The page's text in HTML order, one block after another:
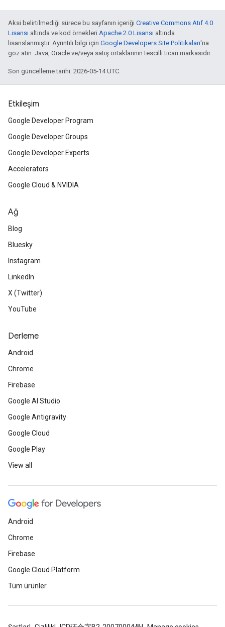
Aksi belirtilmediği sürece bu sayfanın içeriği Creative Commons Atıf 4.0
Lisansı altında ve kod örnekleri Apache 2.0 Lisansı altında
lisanslanmıştır. Ayrıntılı bilgi için Google Developers Site Politikaları'na
göz atın. Java, Oracle ve/veya satış ortaklarının tescilli ticari markasıdır.
Son güncelleme tarihi: 2026-05-14 UTC.
Etkileşim
Google Developer Program
Google Developer Groups
Google Developer Experts
Accelerators
Google Cloud & NVIDIA
Ağ
Blog
Bluesky
Instagram
LinkedIn
X (Twitter)
YouTube
Derleme
Android
Chrome
Firebase
Google AI Studio
Google Antigravity
Google Cloud
Google Play
View all
Android
Chrome
Firebase
Google Cloud Platform
Tüm ürünler